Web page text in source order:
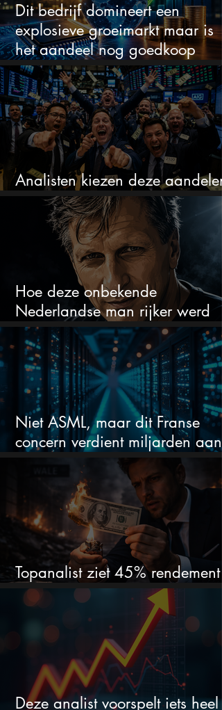
Dit bedrijf domineert een
explosieve groeimarkt maar is
het aandeel nog goedkoop
genoeg?
Analisten kiezen deze aandelen
die nu hard kunnen stijgen
Hoe deze onbekende
Nederlandse man rijker werd
dan Warren Buffett
Niet ASML, maar dit Franse
concern verdient miljarden aan
de AI-boom
Topanalist ziet 45% rendement
voor dit vergeten aandeel
Deze analist voorspelt iets heel